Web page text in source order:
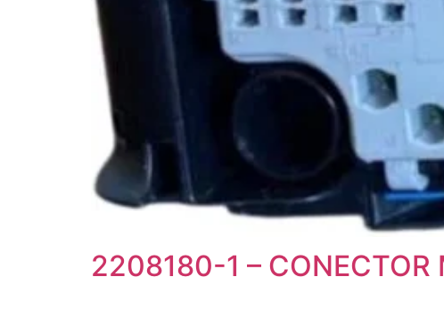
2208180-1 – CONECTOR